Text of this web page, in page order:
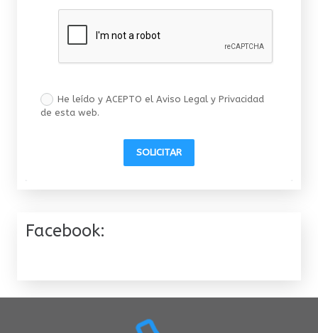
He leído y ACEPTO el Aviso Legal y Privacidad
de esta web.
SOLICITAR
Facebook: